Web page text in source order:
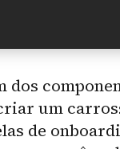
dos
um
de